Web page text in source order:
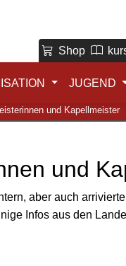
Shop
JUGEND
und Kapellmeister
und
aber auch
Infos aus den